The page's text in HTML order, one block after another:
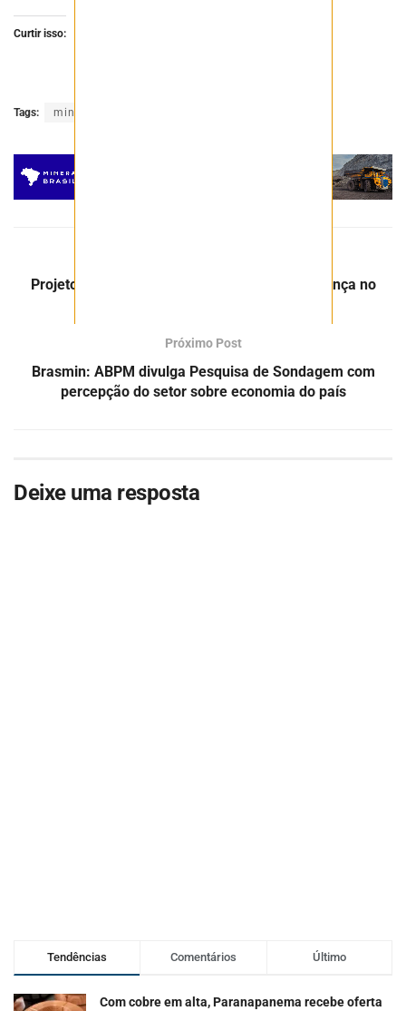
Curtir isso:
Tags: mineração
Projeto de exploração de platina e paládio avança no
Próximo Post
Brasmin: ABPM divulga Pesquisa de Sondagem com
percepção do setor sobre economia do país
Deixe uma resposta
Tendências Comentários Último
Com cobre em alta, Paranapanema recebe oferta